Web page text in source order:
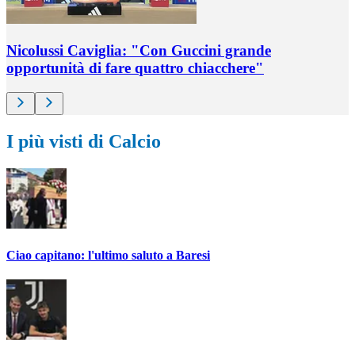
Nicolussi Caviglia: "Con Guccini grande
opportunità di fare quattro chiacchere"
I più visti di Calcio
Ciao capitano: l'ultimo saluto a Baresi